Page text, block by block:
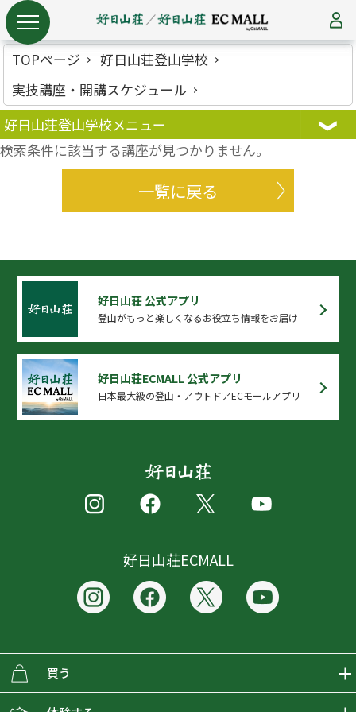
TOPページ
好日山荘登山学校
実技講座・開講スケジュール
好日山荘登山学校メニュー
検索条件に該当する講座が見つかりません。
一覧に戻る
好日山荘 公式アプリ
登山がもっと楽しくなるお役立ち情報をお届け
好日山荘ECMALL 公式アプリ
日本最大級の登山・アウトドアECモールアプリ
好日山荘ECMALL
買う